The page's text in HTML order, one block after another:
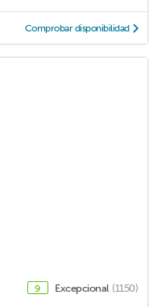
Comprobar disponibilidad
9 Excepcional (1150)